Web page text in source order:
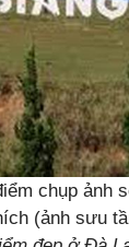
chụp ảnh
(ảnh sưu